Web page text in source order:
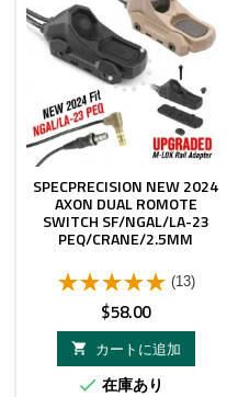
SPECPRECISION NEW 2024
AXON DUAL ROMOTE
SWITCH SF/NGAL/LA-23
PEQ/CRANE/2.5MM
(13)
価
格
$58.00

カートに追加
 在庫あり